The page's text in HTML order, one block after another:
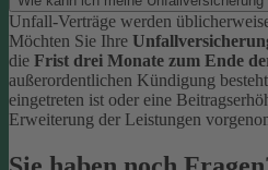
Unfall-Verträge werden
Möchten Sie Ihre
die Frist drei Monate zum Ende
außerordentlichen Kündigung
eingetreten ist oder eine
Erweiterung der Leistungen